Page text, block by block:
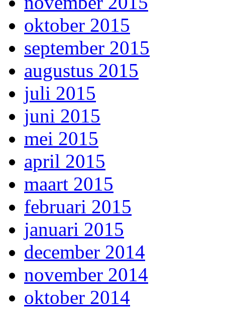
oktober 2015
september 2015
augustus 2015
juli 2015
juni 2015
mei 2015
april 2015
maart 2015
februari 2015
januari 2015
december 2014
november 2014
oktober 2014